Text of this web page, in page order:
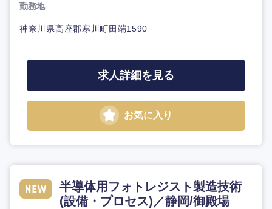
勤務地
神奈川県高座郡寒川町田端1590
求人詳細を見る
お気に入り
半導体用フォトレジスト製造技術
(設備・プロセス)／静岡/御殿場